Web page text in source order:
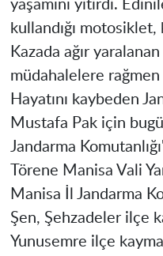
yaşamını yitirdi.
kullandığı motosiklet,
Kazada ağır
müdahalelere rağmen
Hayatını kaybeden
Mustafa Pak için
Jandarma
Törene Manisa Vali
Manisa İl Jandarma
Şen, Şehzadeler ilçe
Yunusemre ilçe